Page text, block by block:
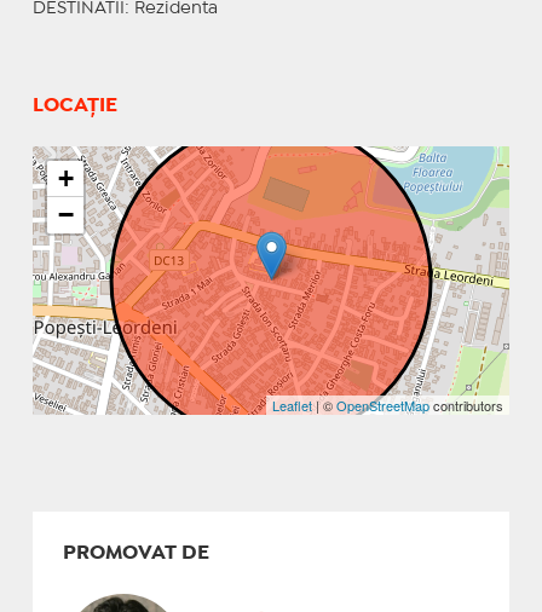
DESTINATII : Rezidenta
LOCAȚIE
+
−
Leaflet| ©OpenStreetMapcontributors
PROMOVAT DE